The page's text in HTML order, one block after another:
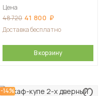
Цена
48 720 41 800
Доставка бесплатно
В корзину
-14%